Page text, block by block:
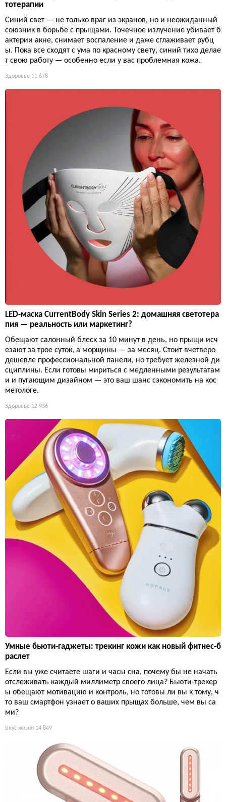
тотерапии
Синий свет — не только враг из экранов, но и неожиданный
союзник в борьбе с прыщами. Точечное излучение убивает б
актерии акне, снимает воспаление и даже сглаживает рубц
ы. Пока все сходят с ума по красному свету, синий тихо делае
т свою работу — особенно если у вас проблемная кожа.
Здоровье 11 678
LED-маска CurrentBody Skin Series 2: домашняя светотера
пия — реальность или маркетинг?
Обещают салонный блеск за 10 минут в день, но прыщи исч
езают за трое суток, а морщины — за месяц. Стоит вчетверо
дешевле профессиональной панели, но требует железной ди
сциплины. Если готовы мириться с медленными результатам
и и пугающим дизайном — это ваш шанс сэкономить на кос
метологе.
Здоровье 12 936
Умные бьюти-гаджеты: трекинг кожи как новый фитнес-б
раслет
Если вы уже считаете шаги и часы сна, почему бы не начать
отслеживать каждый миллиметр своего лица? Бьюти-трекер
ы обещают мотивацию и контроль, но готовы ли вы к тому, ч
то ваш смартфон узнает о ваших прыщах больше, чем вы са
ми?
Вкус жизни 14 849